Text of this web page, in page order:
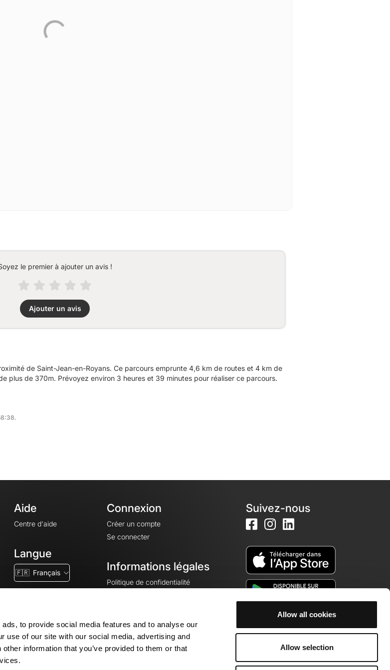
to provide social media features and to analyse our
use of our site with our social media, advertising and
information that you’ve provided to them or that
Allow all cookies
Allow selection
le premier à ajouter un avis !
Ajouter un avis
de Saint-Jean-en-Royans. Ce parcours emprunte 4,6 km de routes et 4 km de
plus de 370m. Prévoyez environ 3 heures et 39 minutes pour réaliser ce parcours.
Aide
Centre d'aide
Langue
🇫🇷 Français
Connexion
Créer un compte
Se connecter
Informations légales
Politique de confidentialité
Mentions légales
Paramètres des cookies
Suivez-nous